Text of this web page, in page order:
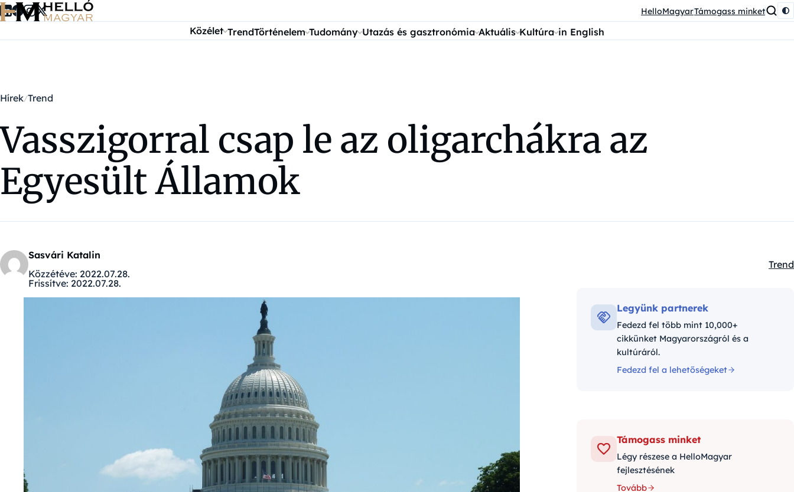
Ugrás a tartalomra HelloMagyarTámogass minket
Közélet TrendTörténelem Tudomány Utazás és gasztronómia Aktuális Kultúra in English
Hírek Trend
Vasszigorral csap le az oligarchákra az
Egyesült Államok
Sasvári Katalin
Közzétéve: 2022.07.28.
Frissítve: 2022.07.28.
Trend
Legyünk partnerek
Fedezd fel több mint 10,000+
cikkünket Magyarországról és a
kultúráról.
Fedezd fel a lehetőségeket
Támogass minket
Légy részese a HelloMagyar
fejlesztésének
Tovább